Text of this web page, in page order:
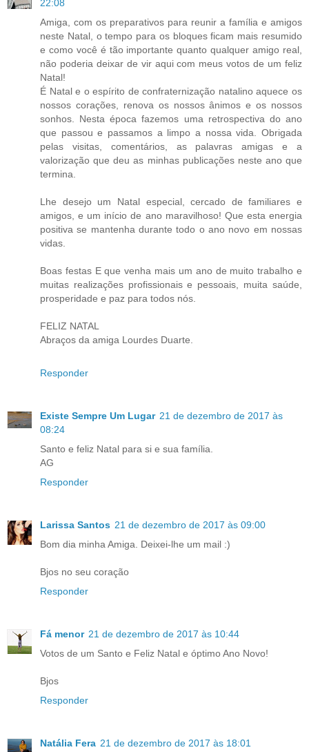
22:08
Amiga, com os preparativos para reunir a família e amigos
neste Natal, o tempo para os bloques ficam mais resumido
e como você é tão importante quanto qualquer amigo real,
não poderia deixar de vir aqui com meus votos de um feliz
Natal!
É Natal e o espírito de confraternização natalino aquece os
nossos corações, renova os nossos ânimos e os nossos
sonhos. Nesta época fazemos uma retrospectiva do ano
que passou e passamos a limpo a nossa vida. Obrigada
pelas visitas, comentários, as palavras amigas e a
valorização que deu as minhas publicações neste ano que
termina.
Lhe desejo um Natal especial, cercado de familiares e
amigos, e um início de ano maravilhoso! Que esta energia
positiva se mantenha durante todo o ano novo em nossas
vidas.
Boas festas E que venha mais um ano de muito trabalho e
muitas realizações profissionais e pessoais, muita saúde,
prosperidade e paz para todos nós.
FELIZ NATAL
Abraços da amiga Lourdes Duarte.
Responder
Existe Sempre Um Lugar 21 de dezembro de 2017 às
08:24
Santo e feliz Natal para si e sua família.
AG
Responder
Larissa Santos 21 de dezembro de 2017 às 09:00
Bom dia minha Amiga. Deixei-lhe um mail :)
Bjos no seu coração
Responder
Fá menor 21 de dezembro de 2017 às 10:44
Votos de um Santo e Feliz Natal e óptimo Ano Novo!
Bjos
Responder
Natália Fera 21 de dezembro de 2017 às 18:01